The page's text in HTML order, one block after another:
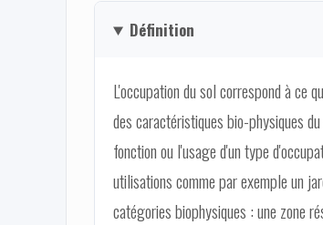
Définition
L'occupation du sol correspond à ce
des caractéristiques bio-physiques
fonction ou l'usage d'un type
utilisations comme par exemple un
catégories biophysiques : une zone